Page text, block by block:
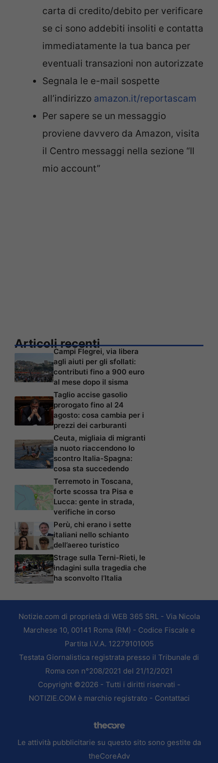
carta di credito/debito per verificare
se ci sono addebiti insoliti e contatta
immediatamente la tua banca per
eventuali transazioni non autorizzate
Segnala le e-mail sospette
all’indirizzo amazon.it/reportascam
Per sapere se un messaggio
proviene davvero da Amazon, visita
il Centro messaggi nella sezione “Il
mio account”
Articoli recenti
Campi Flegrei, via libera
agli aiuti per gli sfollati:
contributi fino a 900 euro
al mese dopo il sisma
Taglio accise gasolio
prorogato fino al 24
agosto: cosa cambia per i
prezzi dei carburanti
Ceuta, migliaia di migranti
a nuoto riaccendono lo
scontro Italia-Spagna:
cosa sta succedendo
Terremoto in Toscana,
forte scossa tra Pisa e
Lucca: gente in strada,
verifiche in corso
Perù, chi erano i sette
italiani nello schianto
dell’aereo turistico
Strage sulla Terni-Rieti, le
indagini sulla tragedia che
ha sconvolto l’Italia
Notizie.com di proprietà di WEB 365 SRL - Via Nicola
Marchese 10, 00141 Roma (RM) - Codice Fiscale e
Partita I.V.A. 12279101005
Testata Giornalistica registrata presso il Tribunale di
Roma con n°208/2021 del 21/12/2021
Copyright ©2026 - Tutti i diritti riservati -
NOTIZIE.COM è marchio registrato - Contattaci
Le attività pubblicitarie su questo sito sono gestite da
theCoreAdv